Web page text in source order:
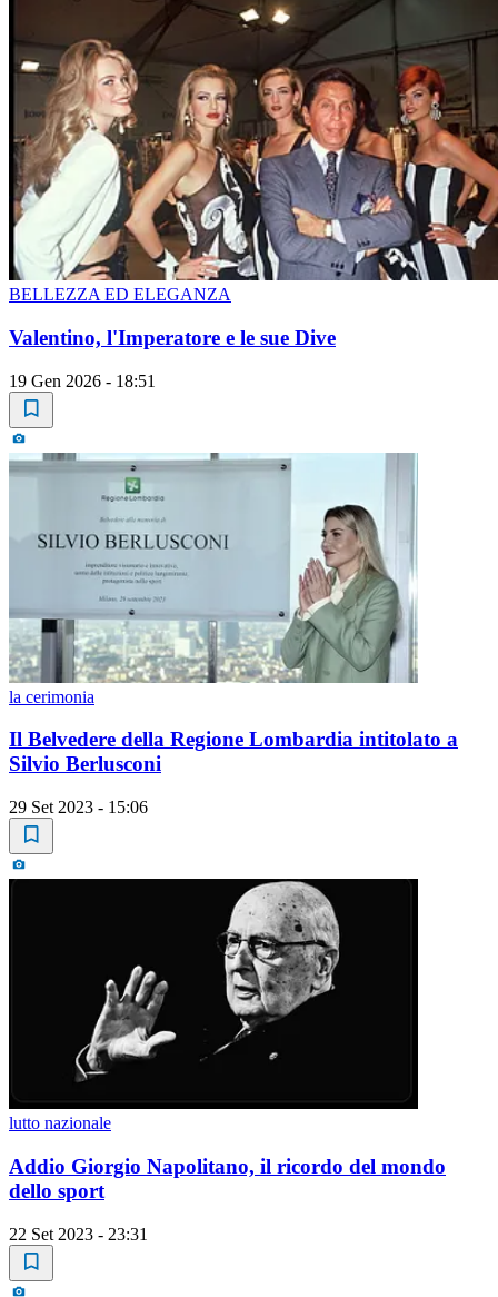
BELLEZZA ED ELEGANZA
Valentino, l'Imperatore e le sue Dive
19 Gen 2026 - 18:51
la cerimonia
Il Belvedere della Regione Lombardia intitolato a
Silvio Berlusconi
29 Set 2023 - 15:06
lutto nazionale
Addio Giorgio Napolitano, il ricordo del mondo
dello sport
22 Set 2023 - 23:31